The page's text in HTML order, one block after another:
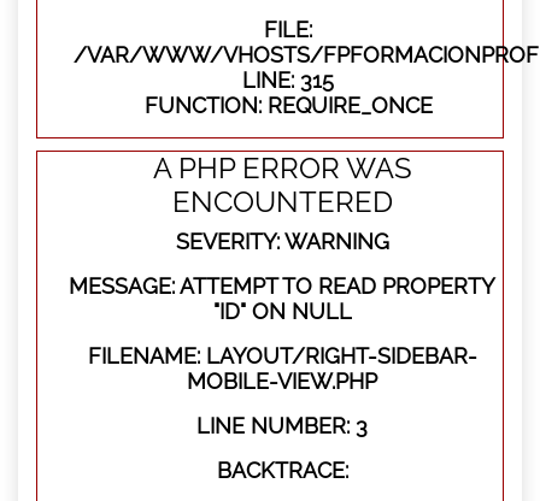
FILE:
/VAR/WWW/VHOSTS/
LINE: 315
FUNCTION: REQUIRE_ONCE
A PHP ERROR WAS
ENCOUNTERED
SEVERITY: WARNING
MESSAGE: ATTEMPT TO READ PROPERTY
"ID" ON NULL
FILENAME: LAYOUT/RIGHT-SIDEBAR-
MOBILE-VIEW.PHP
LINE NUMBER: 3
BACKTRACE: